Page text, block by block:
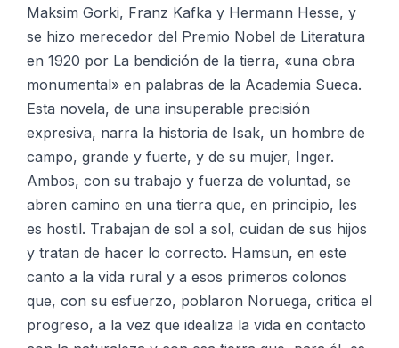
Maksim Gorki, Franz Kafka y Hermann Hesse, y
se hizo merecedor del Premio Nobel de Literatura
en 1920 por La bendición de la tierra, «una obra
monumental» en palabras de la Academia Sueca.
Esta novela, de una insuperable precisión
expresiva, narra la historia de Isak, un hombre de
campo, grande y fuerte, y de su mujer, Inger.
Ambos, con su trabajo y fuerza de voluntad, se
abren camino en una tierra que, en principio, les
es hostil. Trabajan de sol a sol, cuidan de sus hijos
y tratan de hacer lo correcto. Hamsun, en este
canto a la vida rural y a esos primeros colonos
que, con su esfuerzo, poblaron Noruega, critica el
progreso, a la vez que idealiza la vida en contacto